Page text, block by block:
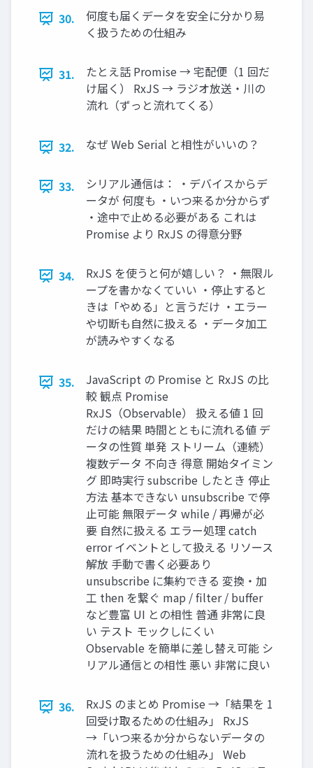
30.
何度も届くデータを安全に分かり易
く扱うための仕組み
31.
たとえ話 Promise → 宅配便（1 回だ
け届く） RxJS → ラジオ放送・川の
流れ（ずっと流れてくる）
32. なぜ Web Serial と相性がいいの？
33.
シリアル通信は： ・デバイスからデ
ータが 何度も ・いつ来るか分からず
・途中で止める必要がある これは
Promise より RxJS の得意分野
34.
RxJS を使うと何が嬉しい？ ・無限ル
ープを書かなくていい ・停止すると
きは「やめる」と言うだけ ・エラー
や切断も自然に扱える ・データ加工
が読みやすくなる
35.
JavaScript の Promise と RxJS の比
較 観点 Promise
RxJS（Observable） 扱える値 1 回
だけの結果 時間とともに流れる値 デ
ータの性質 単発 ストリーム（連続）
複数データ 不向き 得意 開始タイミン
グ 即時実行 subscribe したとき 停止
方法 基本できない unsubscribe で停
止可能 無限データ while / 再帰が必
要 自然に扱える エラー処理 catch
error イベントとして扱える リソース
解放 手動で書く必要あり
unsubscribe に集約できる 変換・加
工 then を繋ぐ map / filter / buffer
など豊富 UI との相性 普通 非常に良
い テスト モックしにくい
Observable を簡単に差し替え可能 シ
リアル通信との相性 悪い 非常に良い
36.
RxJS のまとめ Promise →「結果を 1
回受け取るための仕組み」 RxJS
→「いつ来るか分からないデータの
流れを扱うための仕組み」 Web